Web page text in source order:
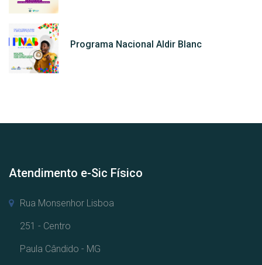
Programa Nacional Aldir Blanc
Atendimento e-Sic Físico
Rua Monsenhor Lisboa
251 - Centro
Paula Cândido - MG